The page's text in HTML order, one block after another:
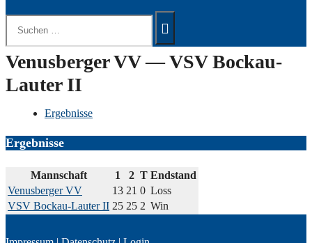
Suchen
nach:
Venusberger VV — VSV Bockau-
Lauter II
Ergebnisse
Ergebnisse
Mannschaft 1 2 T Endstand
Venusberger VV
13 21 0 Loss
VSV Bockau-Lauter II 25 25 2 Win